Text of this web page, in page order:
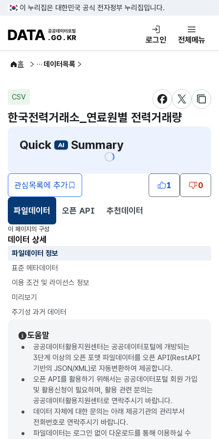
콘텐츠 바로가기
푸터 바로가기
이 누리집은 대한민국 공식 전자정부 누리집입니다.
DATA.GO.KR 공공데이터포털
로그인 전체메뉴
홈
공공데이터 데이터목록
CSV
새창 열림새창 열림
새창
한국전력거래소_연료원별 전력거래량
Quick
Summary
관심목록에 추가 1 0
파일데이터
선택됨
오픈 API 추천데이터
이 페이지의 구성
데이터 상세
파일데이터 정보
표준 메타데이터
이용 조건 및 라이선스 정보
미리보기
주기성 과거 데이터
도움말
공공데이터활용지원센터는 공공데이터포털에 개방되는
3단계 이상의 오픈 포맷 파일데이터를 오픈 API(RestAPI
기반의 JSON/XML)로 자동변환하여 제공합니다.
오픈 API를 활용하기 위해서는 공공데이터포털 회원 가입
및 활용신청이 필요하며, 활용 관련 문의는
공공데이터활용지원센터로 연락주시기 바랍니다.
데이터 자체에 대한 문의는 아래 제공기관의 관리부서
전화번호로 연락주시기 바랍니다.
파일데이터는 로그인 없이 다운로드를 통해 이용하실 수